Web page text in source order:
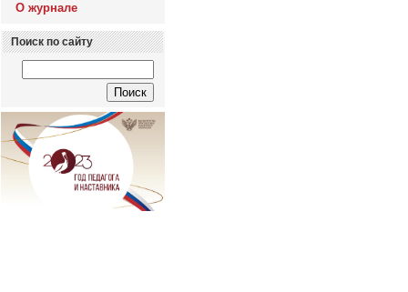
О журнале
Поиск по сайту